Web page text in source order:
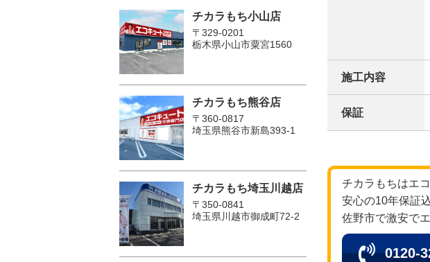
施工内容
保証
チカラもちはエ
安心の10年保証
佐野市で激安で
0120-
チカラもち小山店
〒329-0201
栃木県小山市粟宮1560
チカラもち熊谷店
〒360-0817
埼玉県熊谷市新島393-1
チカラもち埼玉川越店
〒350-0841
埼玉県川越市御成町72-2